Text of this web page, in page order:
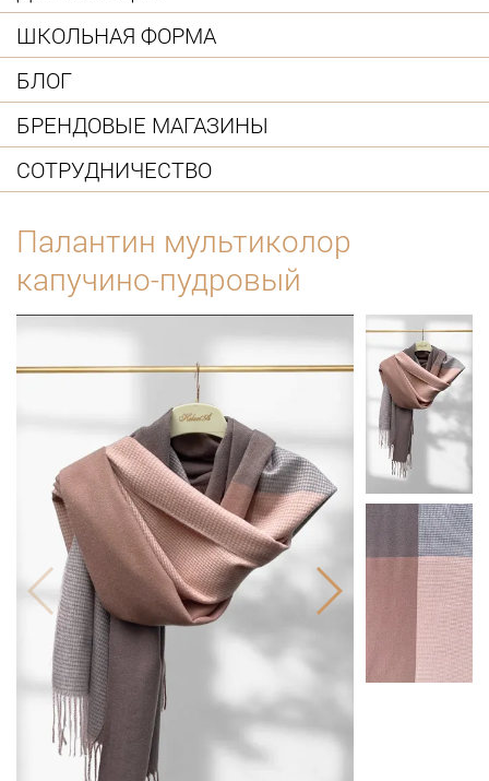
ШКОЛЬНАЯ ФОРМА
БЛОГ
БРЕНДОВЫЕ МАГАЗИНЫ
СОТРУДНИЧЕСТВО
Палантин мультиколор
капучино-пудровый